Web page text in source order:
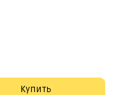
Купить